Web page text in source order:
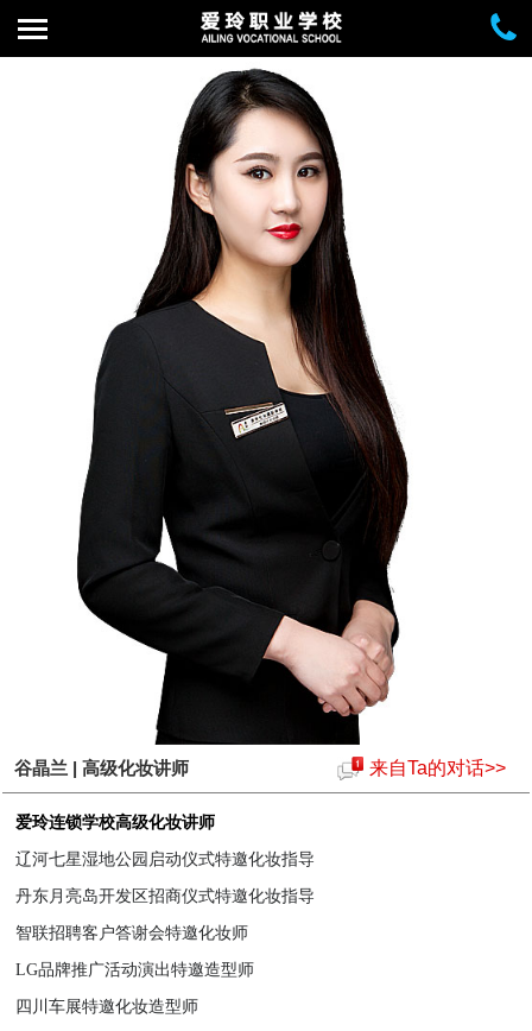
谷晶兰 | 高级化妆讲师 来自Ta的对话>>
爱玲连锁学校高级化妆讲师
辽河七星湿地公园启动仪式特邀化妆指导
丹东月亮岛开发区招商仪式特邀化妆指导
智联招聘客户答谢会特邀化妆师
LG品牌推广活动演出特邀造型师
四川车展特邀化妆造型师